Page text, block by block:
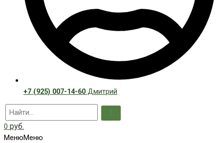
+7 (925) 007-14-60 Дмитрий
0 руб.
МенюМеню